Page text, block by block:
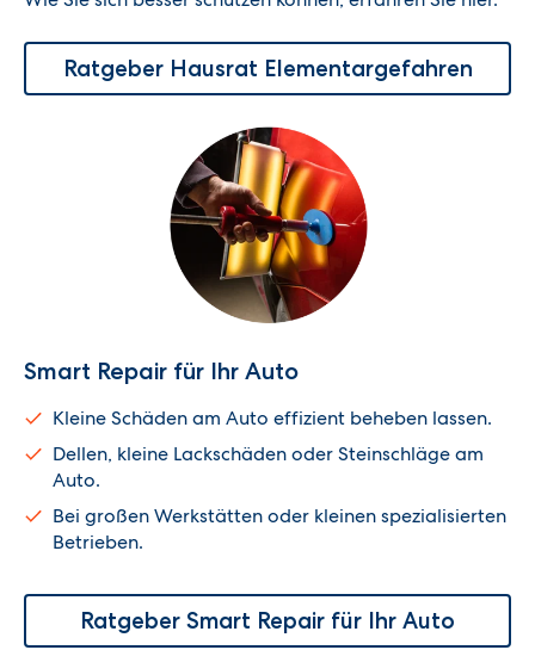
Ratgeber Hausrat Elementargefahren
Smart Repair für Ihr Auto
Kleine Schäden am Auto effizient beheben lassen.
Dellen, kleine Lackschäden oder Steinschläge am
Auto.
Bei großen Werkstätten oder kleinen spezialisierten
Betrieben.
Ratgeber Smart Repair für Ihr Auto